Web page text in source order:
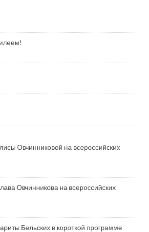
Овчинниковой на всероссийских
Овчинникова на всероссийских
Бельских в короткой программе